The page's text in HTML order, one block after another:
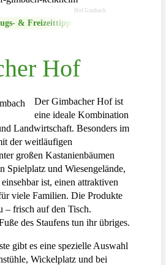
Hof Gimbach
& Freizeittipps
Hof
Der Gimbacher Hof ist
eine ideale Kombination
Landwirtschaft. Besonders im
der weitläufigen
großen Kastanienbäumen
Spielplatz und Wiesengelände,
ist, einen attraktiven
viele Familien. Die Produkte
– frisch auf den Tisch.
des Staufens tun ihr übriges.
gibt es eine spezielle Auswahl
Wickelplatz und bei